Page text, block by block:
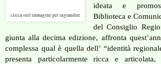
clicca sull'immagine per ingrandire
ideata e
Biblioteca e
del Consiglio
giunta alla decima edizione, affronta
complessa qual è quella dell’ “identità
presenta particolarmente ricca e